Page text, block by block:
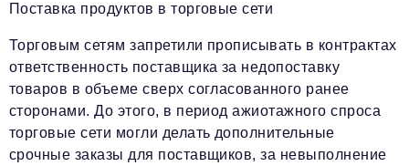
Поставка продуктов в торговые сети
Торговым сетям запретили прописывать в контрактах
ответственность поставщика за недопоставку
товаров в объеме сверх согласованного ранее
сторонами. До этого, в период ажиотажного спроса
торговые сети могли делать дополнительные
срочные заказы для поставщиков, за невыполнение